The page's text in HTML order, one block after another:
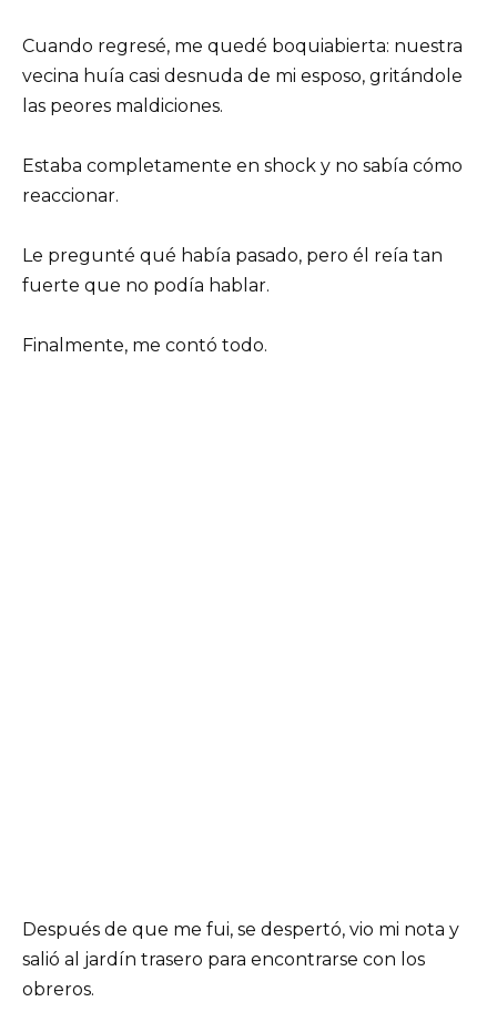
Cuando regresé, me quedé boquiabierta: nuestra
vecina huía casi desnuda de mi esposo, gritándole
las peores maldiciones.
Estaba completamente en shock y no sabía cómo
reaccionar.
Le pregunté qué había pasado, pero él reía tan
fuerte que no podía hablar.
Finalmente, me contó todo.
Después de que me fui, se despertó, vio mi nota y
salió al jardín trasero para encontrarse con los
obreros.